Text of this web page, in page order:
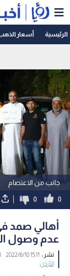
الرئيسية أسعار
جانب من الاعتصام
0
0
أهالي صمد
عدم وصول
نشر : 15:11 2022/6/10
|
الأردن